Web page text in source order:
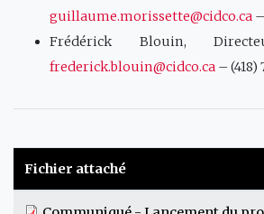
guillaume.morissette@cidco.ca
Frédérick Blouin,
frederick.blouin@cidco.ca – (418)
Fichier attaché